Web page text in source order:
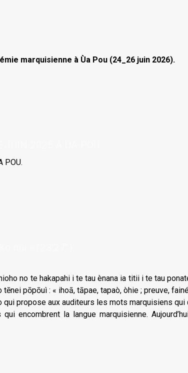
marquisienne à Ùa Pou (24_26 juin 2026).
POU.
no te hakapahi i te tau ènana ia titii i te tau
pōpōuì : « ihoā, tāpae, tapaò, òhie ; preuve,
propose aux auditeurs les mots marquisiens qui
encombrent la langue marquisienne.